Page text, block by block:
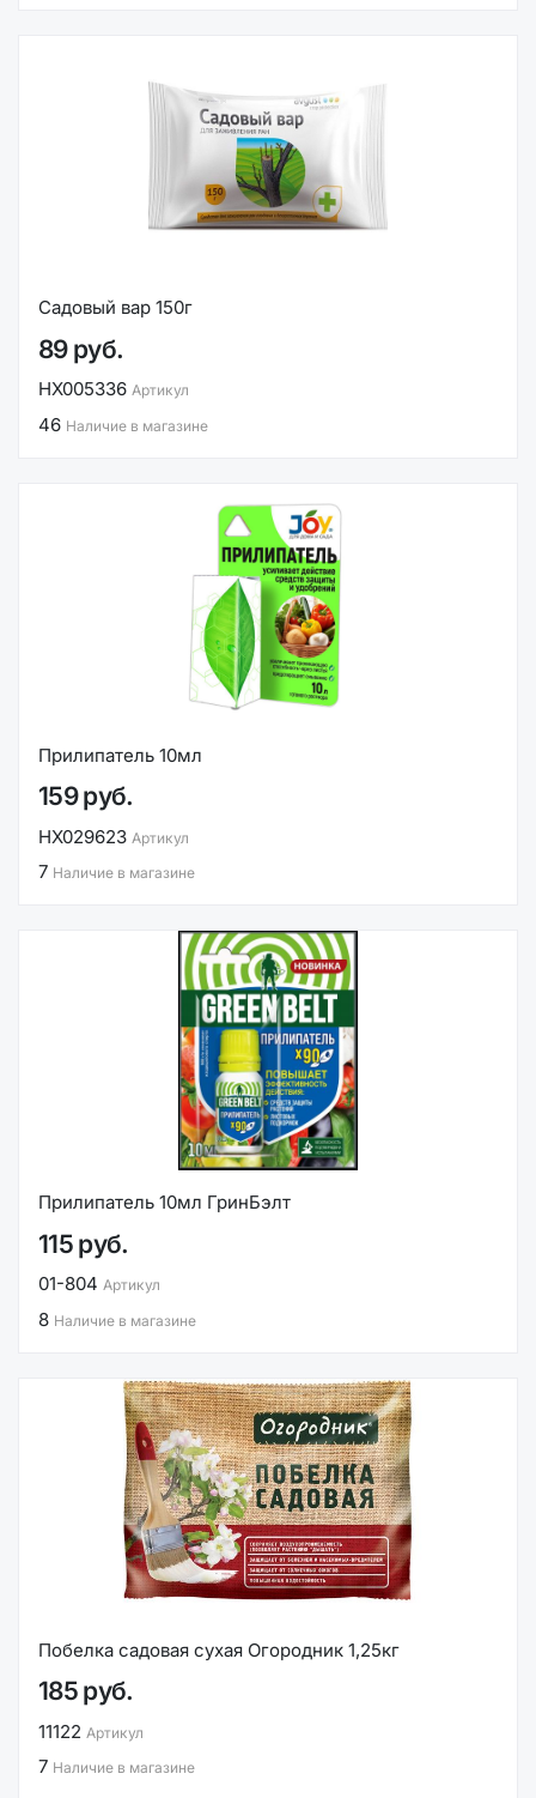
Садовый вар 150г
89 руб.
НХ005336 Артикул
46 Наличие в магазине
Прилипатель 10мл
159 руб.
НХ029623 Артикул
7 Наличие в магазине
Прилипатель 10мл ГринБэлт
115 руб.
01-804 Артикул
8 Наличие в магазине
Побелка садовая сухая Огородник 1,25кг
185 руб.
11122 Артикул
7 Наличие в магазине